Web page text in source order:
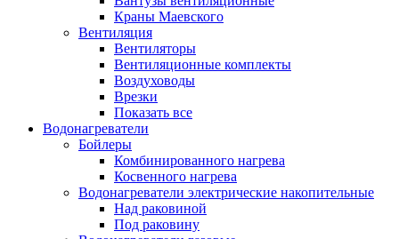
Краны Маевского
Вентиляция
Вентиляторы
Вентиляционные комплекты
Воздуховоды
Врезки
Показать все
Водонагреватели
Бойлеры
Комбинированного нагрева
Косвенного нагрева
Водонагреватели электрические накопительные
Над раковиной
Под раковину